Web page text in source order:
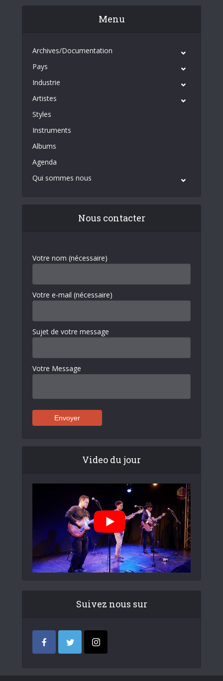
Menu
Archives/Documentation
Pays
Industrie
Artistes
Styles
Instruments
Albums
Agenda
Qui sommes nous
Nous contacter
Votre nom (nécessaire)
Votre e-mail (nécessaire)
Sujet de votre message
Votre Message
Video du jour
Suivez nous sur